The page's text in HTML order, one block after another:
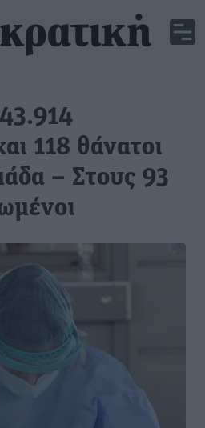
118 θάνατοι
– Στους 93